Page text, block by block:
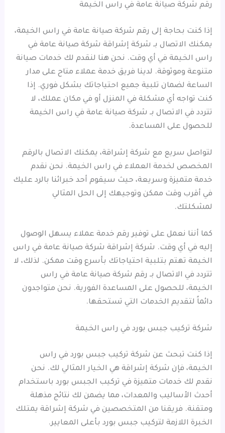
رقم شركة صيانة عامة في راس الخيمة
إذا كنت بحاجة إلى رقم شركة صيانة عامة في راس الخيمة،
يمكنك الاتصال بـ شركة إشراقة شركة صيانة عامة في
راس الخيمة في أي وقت. نحن هنا لنقدم لك خدمات صيانة
متنوعة وموثوقة. لدينا فريق خدمة عملاء متاح على مدار
الساعة لضمان تلبية جميع احتياجاتك بشكل فوري. إذا
كنت تواجه أي مشكلة في المنزل أو في مكان عملك، لا
تتردد في الاتصال بـ شركة صيانة عامة في راس الخيمة
للحصول على المساعدة.
لتواصل سريع مع شركة إشراقة، يمكنك الاتصال بالرقم
المخصص لخدمة العملاء في راس الخيمة. نحن نقدم
خدمة متميزة وسريعة، حيث سيقوم أحد خبرائنا بالرد عليك
في أقرب وقت ممكن وتوجيهك إلى الحل المثالي
لمشكلتك.
كما أننا نعمل على توفير رقم خدمة عملاء يسهل الوصول
إليه في أي وقت. شركة إشراقة شركة صيانة عامة في راس
الخيمة تهتم بتلبية احتياجاتك بأسرع وقت ممكن. لذلك، لا
تتردد في الاتصال بـ رقم شركة صيانة عامة في راس
الخيمة، للحصول على المساعدة الفورية. نحن متواجدون
دائماً لتقديم الخدمات التي تستحقها.
شركة تركيب جبس بورد في راس الخيمة
إذا كنت تبحث عن شركة تركيب جبس بورد في راس
الخيمة، فإن شركة إشراقة هي الخيار المثالي لك. نحن
نقدم لك خدمات متميزة في تركيب الجبس بورد باستخدام
أحدث الأساليب والمعدات، مما يضمن لك نتائج مذهلة
ومتقنة. فريقنا من المتخصصين في شركة إشراقة يمتلك
الخبرة اللازمة لتركيب جبس بورد بأعلى المعايير.